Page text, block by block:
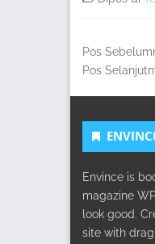
Pos
Pos
Envince is
magazine
look good.
site with